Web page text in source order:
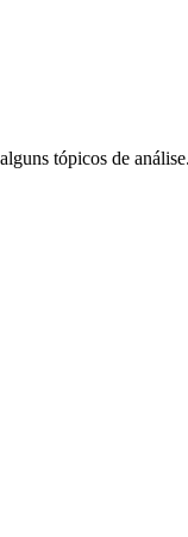
tópicos de